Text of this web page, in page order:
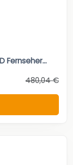
Fernseher...
480,04 €